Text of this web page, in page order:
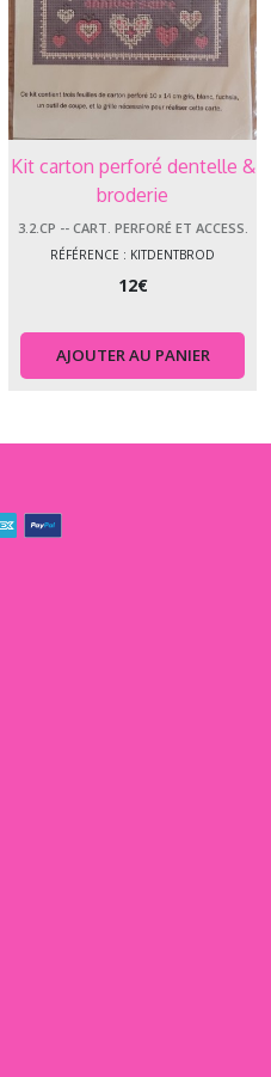
Kit carton perforé dentelle &
broderie
3.2.CP -- CART. PERFORÉ ET ACCESS.
RÉFÉRENCE : KITDENTBROD
12€
AJOUTER AU PANIER